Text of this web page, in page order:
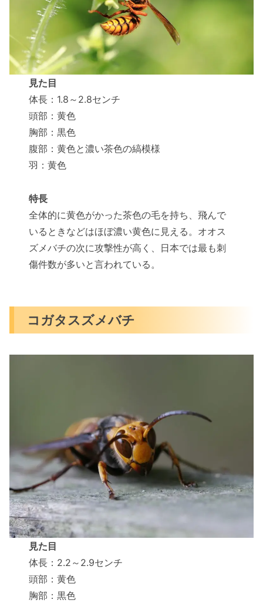
見た目
体長：1.8～2.8センチ
頭部：黄色
胸部：黒色
腹部：黄色と濃い茶色の縞模様
羽：黄色
特長
全体的に黄色がかった茶色の毛を持ち、飛んで
いるときなどはほぼ濃い黄色に見える。オオス
ズメバチの次に攻撃性が高く、日本では最も刺
傷件数が多いと言われている。
コガタスズメバチ
見た目
体長：2.2～2.9センチ
頭部：黄色
胸部：黒色